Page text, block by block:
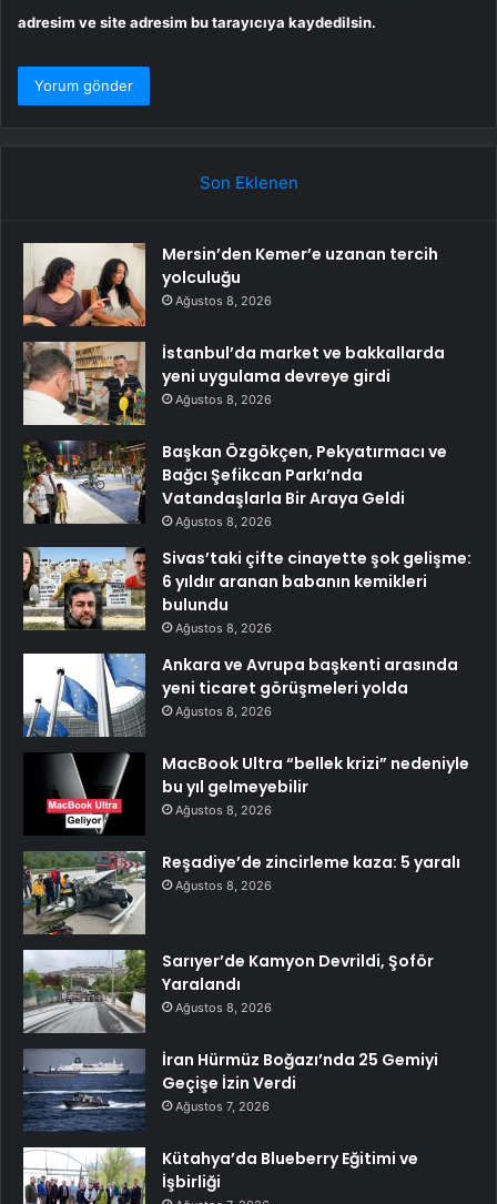
adresim ve site adresim bu tarayıcıya kaydedilsin.
Son Eklenen
Mersin’den Kemer’e uzanan tercih
yolculuğu
Ağustos 8, 2026
İstanbul’da market ve bakkallarda
yeni uygulama devreye girdi
Ağustos 8, 2026
Başkan Özgökçen, Pekyatırmacı ve
Bağcı Şefikcan Parkı’nda
Vatandaşlarla Bir Araya Geldi
Ağustos 8, 2026
Sivas’taki çifte cinayette şok gelişme:
6 yıldır aranan babanın kemikleri
bulundu
Ağustos 8, 2026
Ankara ve Avrupa başkenti arasında
yeni ticaret görüşmeleri yolda
Ağustos 8, 2026
MacBook Ultra “bellek krizi” nedeniyle
bu yıl gelmeyebilir
Ağustos 8, 2026
Reşadiye’de zincirleme kaza: 5 yaralı
Ağustos 8, 2026
Sarıyer’de Kamyon Devrildi, Şoför
Yaralandı
Ağustos 8, 2026
İran Hürmüz Boğazı’nda 25 Gemiyi
Geçişe İzin Verdi
Ağustos 7, 2026
Kütahya’da Blueberry Eğitimi ve
İşbirliği